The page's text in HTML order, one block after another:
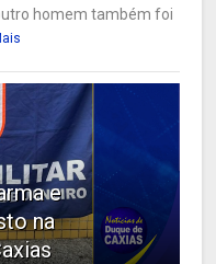
homem também foi
e
na